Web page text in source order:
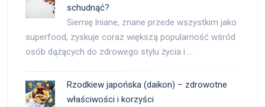
schudnąć?
Siemię lniane, znane przede wszystkim jako
superfood, zyskuje coraz większą popularność wśród
osób dążących do zdrowego stylu życia i …
Rzodkiew japońska (daikon) – zdrowotne
właściwości i korzyści